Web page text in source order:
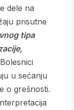
dele na
prisutne
tipa
u sećanju
o grešnosti.